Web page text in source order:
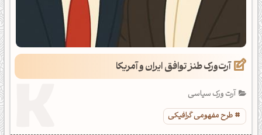
آرت‌ورک طنز توافق ایران و آمریکا
آرت ورک سیاسی
طرح مفهومی گرافیکی